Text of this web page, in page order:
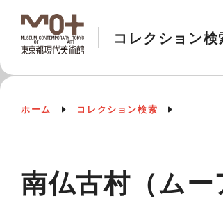
コレクション検
ホーム コレクション検索
南仏古村（ムー